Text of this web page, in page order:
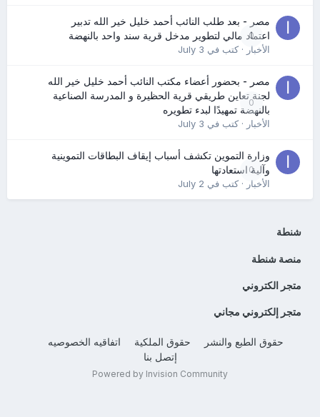
0
مصر - بعد طلب النائب أحمد خليل خير الله تدبير
اعتماد مالي لتطوير مدخل قرية سند واحد بالنهضة
الأخبار· كتب في July 3
0
مصر - بحضور أعضاء مكتب النائب أحمد خليل خير الله
لجنة تعاين طريقي قرية الحظيرة و المدرسة الصناعية
بالنهضة تمهيدًا لبدء تطويره
الأخبار· كتب في July 3
0
وزارة التموين تكشف أسباب إيقاف البطاقات التموينية
وآلية استعادتها
الأخبار· كتب في July 2
شنطة
منصة شنطة
متجر الكتروني
متجر إلكتروني مجاني
حقوق الطبع والنشر حقوق الملكية
اتفاقيه الخصوصيه
إتصل بنا
Powered by Invision Community